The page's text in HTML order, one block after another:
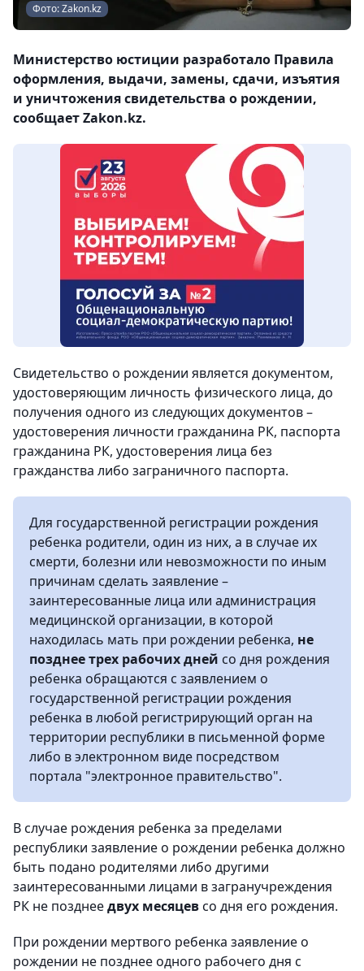
Фото: Zakon.kz
Министерство юстиции разработало Правила
оформления, выдачи, замены, сдачи, изъятия
и уничтожения свидетельства о рождении,
сообщает Zakon.kz.
Свидетельство о рождении является документом,
удостоверяющим личность физического лица, до
получения одного из следующих документов –
удостоверения личности гражданина РК, паспорта
гражданина РК, удостоверения лица без
гражданства либо заграничного паспорта.
Для государственной регистрации рождения
ребенка родители, один из них, а в случае их
смерти, болезни или невозможности по иным
причинам сделать заявление –
заинтересованные лица или администрация
медицинской организации, в которой
находилась мать при рождении ребенка, не
позднее трех рабочих дней со дня рождения
ребенка обращаются с заявлением о
государственной регистрации рождения
ребенка в любой регистрирующий орган на
территории республики в письменной форме
либо в электронном виде посредством
портала "электронное правительство".
В случае рождения ребенка за пределами
республики заявление о рождении ребенка должно
быть подано родителями либо другими
заинтересованными лицами в загранучреждения
РК не позднеедвух месяцевсо дня его рождения.
При рождении мертвого ребенка заявление о
рождении не позднее одного рабочего дня с